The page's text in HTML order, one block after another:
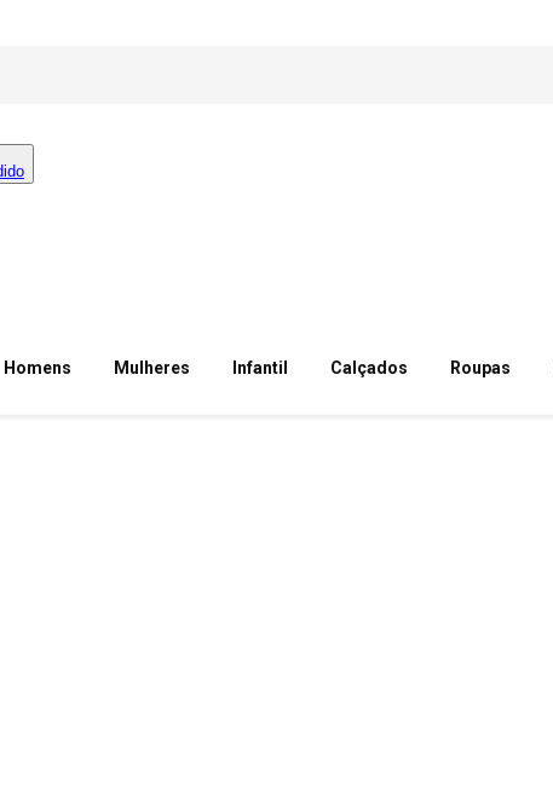
Homens Mulheres Infantil Calçados Roupas